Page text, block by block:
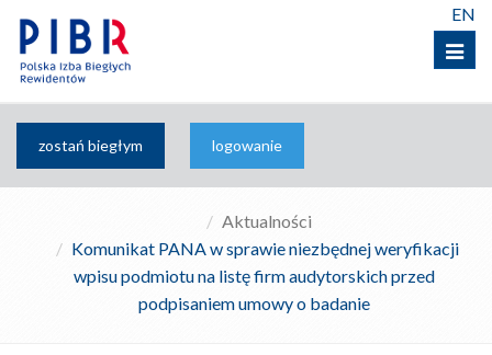
Menu
EN
zostań biegłym logowanie
Aktualności
Komunikat PANA w sprawie niezbędnej weryfikacji
wpisu podmiotu na listę firm audytorskich przed
podpisaniem umowy o badanie